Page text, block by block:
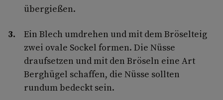
übergießen.
Ein Blech umdrehen und mit dem Bröselteig
zwei ovale Sockel formen. Die Nüsse
draufsetzen und mit den Bröseln eine Art
Berghügel schaffen, die Nüsse sollten
rundum bedeckt sein.